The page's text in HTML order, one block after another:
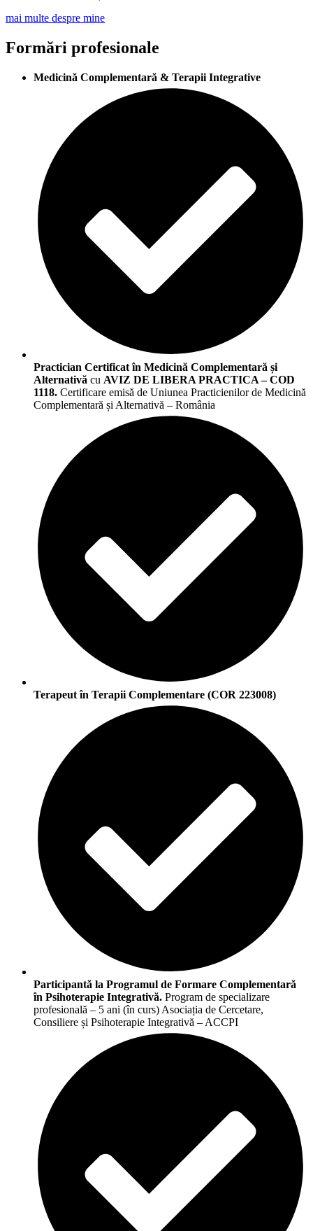
mai multe despre mine
Formări profesionale
Medicină Complementară & Terapii Integrative
Practician Certificat în Medicină Complementară și
Alternativă cu AVIZ DE LIBERA PRACTICA – COD
1118. Certificare emisă de Uniunea Practicienilor de Medicină
Complementară și Alternativă – România
Terapeut în Terapii Complementare (COR 223008)
Participantă la Programul de Formare Complementară
în Psihoterapie Integrativă. Program de specializare
profesională – 5 ani (în curs) Asociația de Cercetare,
Consiliere și Psihoterapie Integrativă – ACCPI